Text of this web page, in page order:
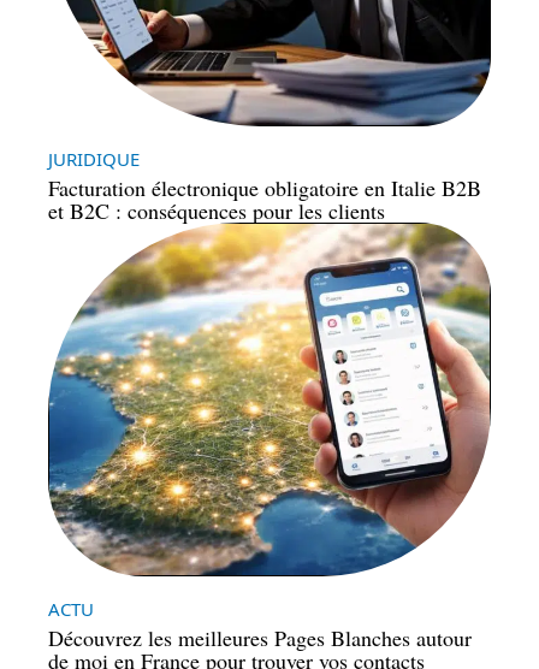
JURIDIQUE
Facturation électronique obligatoire en Italie B2B
et B2C : conséquences pour les clients
ACTU
Découvrez les meilleures Pages Blanches autour
de moi en France pour trouver vos contacts